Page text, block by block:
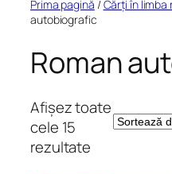
Prima pagină /Cărți în limba
autobiografic
Roman
Afișez toate
cele 15
rezultate